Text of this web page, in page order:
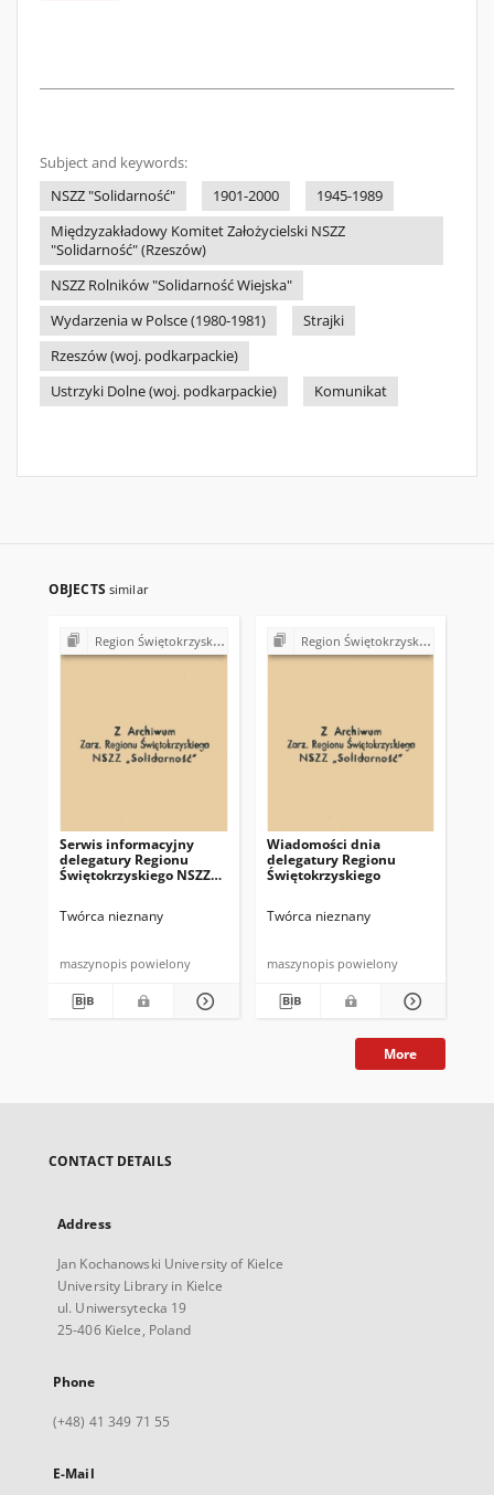
Subject and keywords:
NSZZ "Solidarność"
1901-2000
1945-1989
Międzyzakładowy Komitet Założycielski NSZZ
"Solidarność" (Rzeszów)
NSZZ Rolników "Solidarność Wiejska"
Wydarzenia w Polsce (1980-1981)
Strajki
Rzeszów (woj. podkarpackie)
Ustrzyki Dolne (woj. podkarpackie)
Komunikat
OBJECTS similar
Region Świętokrzyski NSZZ "Solidarność". Delegatura Starachowice
Serwis informacyjny
delegatury Regionu
Świętokrzyskiego NSZZ
Twórca nieznany
maszynopis powielony
Region Świętokrzyski NSZZ "Solidarność". Delegatura Starachowice
Wiadomości dnia
delegatury Regionu
Świętokrzyskiego
Twórca nieznany
maszynopis powielony
More
CONTACT DETAILS
Address
Jan Kochanowski University of Kielce
University Library in Kielce
ul. Uniwersytecka 19
25-406 Kielce, Poland
Phone
(+48) 41 349 71 55
E-Mail